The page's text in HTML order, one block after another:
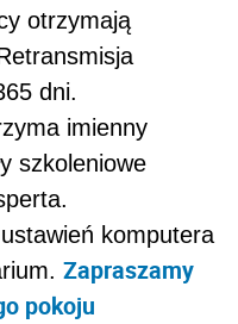
otrzymają
dni.
imienny
szkoleniowe
komputera
Zapraszamy
pokoju